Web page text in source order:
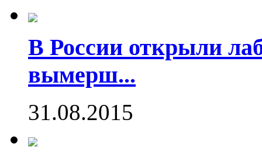
В России открыли
вымерш...
31.08.2015